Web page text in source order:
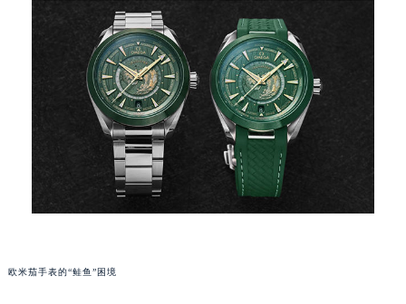
欧米茄手表的“鲑鱼”困境